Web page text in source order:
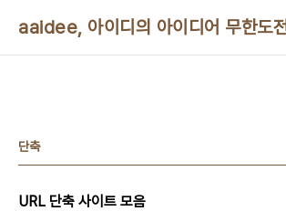
aaidee, 아이디의 아이디어 무한도
단축
URL 단축 사이트 모음